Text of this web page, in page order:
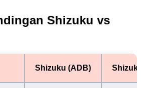
Shizuku vs
Shizuku (ADB) Shizuku